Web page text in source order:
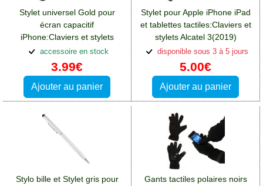
Stylet universel Gold pour
écran capacitif
iPhone:Claviers et stylets
Alcatel 3(2019)
accessoire en stock
3.99€
Ajouter au panier
Stylet pour Apple iPhone iPad
et tablettes tactiles:Claviers et
stylets Alcatel 3(2019)
disponible sous 3 à 5 jours
5.00€
Ajouter au panier
Stylo bille et Stylet gris pour
Gants tactiles polaires noirs